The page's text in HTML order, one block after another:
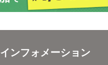
インフォメーション